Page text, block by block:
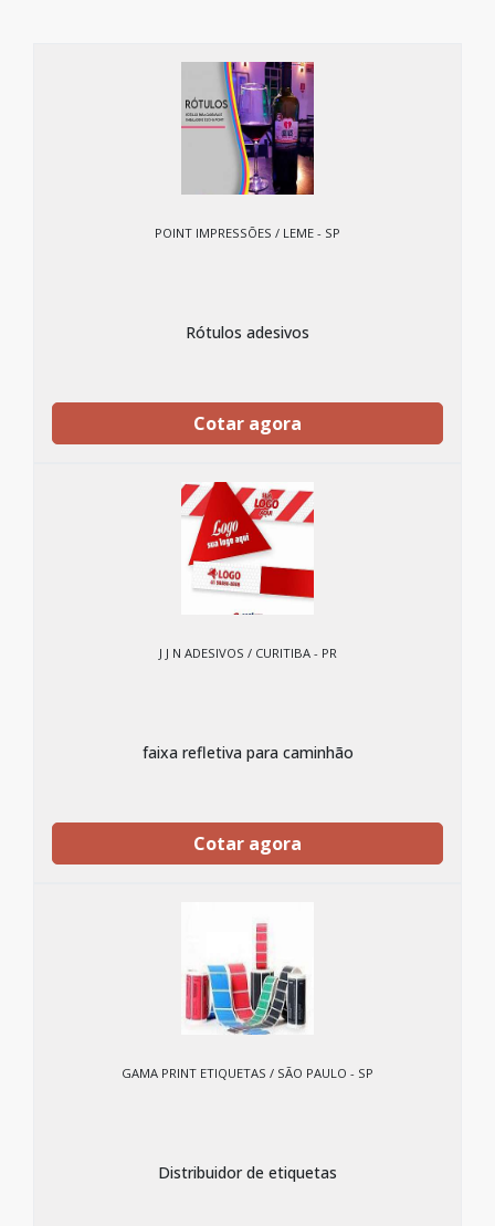
POINT IMPRESSÕES / LEME - SP
Rótulos adesivos
Cotar agora
J J N ADESIVOS / CURITIBA - PR
faixa refletiva para caminhão
Cotar agora
GAMA PRINT ETIQUETAS / SÃO PAULO - SP
Distribuidor de etiquetas